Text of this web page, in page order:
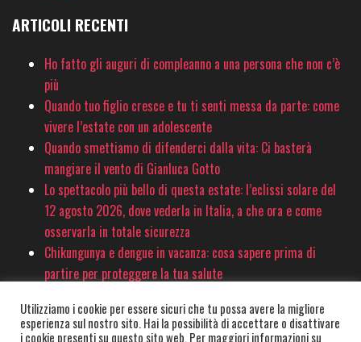
ARTICOLI RECENTI
Ho fatto gli auguri di compleanno a una persona che non c’è
più
Quando tuo figlio cresce e tu ti senti messa da parte: come
vivere l’estate con un adolescente
Quando smettiamo di difenderci dalla vita: Ci basterà
mangiare il vento di Gianluca Gotto
Lo spettacolo più bello di questa estate: l’eclissi solare del
12 agosto 2026, dove vederla in Italia, a che ora e come
osservarla in totale sicurezza
Chikungunya e dengue in vacanza: cosa sapere prima di
partire per proteggere la tua salute
© PinkSociety.it 2020-2026 - È vietata la copia e la riproduzione dei contenuti
Utilizziamo i cookie per essere sicuri che tu possa avere la migliore
esperienza sul nostro sito. Hai la possibilità di accettare o disattivare
i cookie presenti su questo sito web. Per maggiori informazioni su